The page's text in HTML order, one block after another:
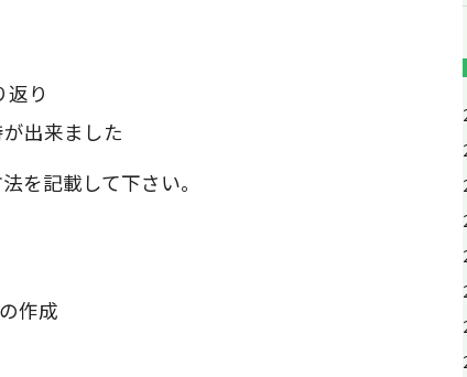
り
出来ました
を記載して下さい。
作成